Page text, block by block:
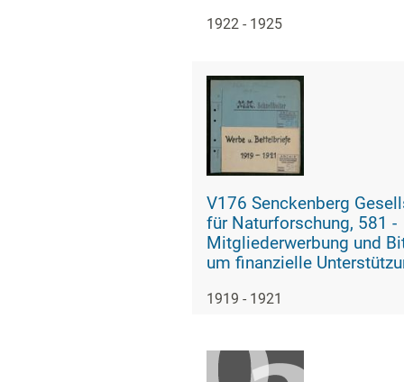
1922 - 1925
V176 Senckenberg
für Naturforschung, 581 -
Mitgliederwerbung und
um finanzielle
Naturforschenden
1919 - 1921